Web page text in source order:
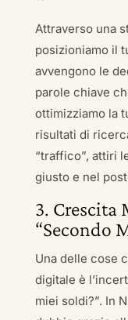
Attraverso una
posizioniamo il
avvengono le
parole chiave
ottimizziamo la
risultati di
“traffico”, attiri
giusto e nel
3. Crescita
“Secondo
Una delle cose
digitale è
miei soldi?”. In